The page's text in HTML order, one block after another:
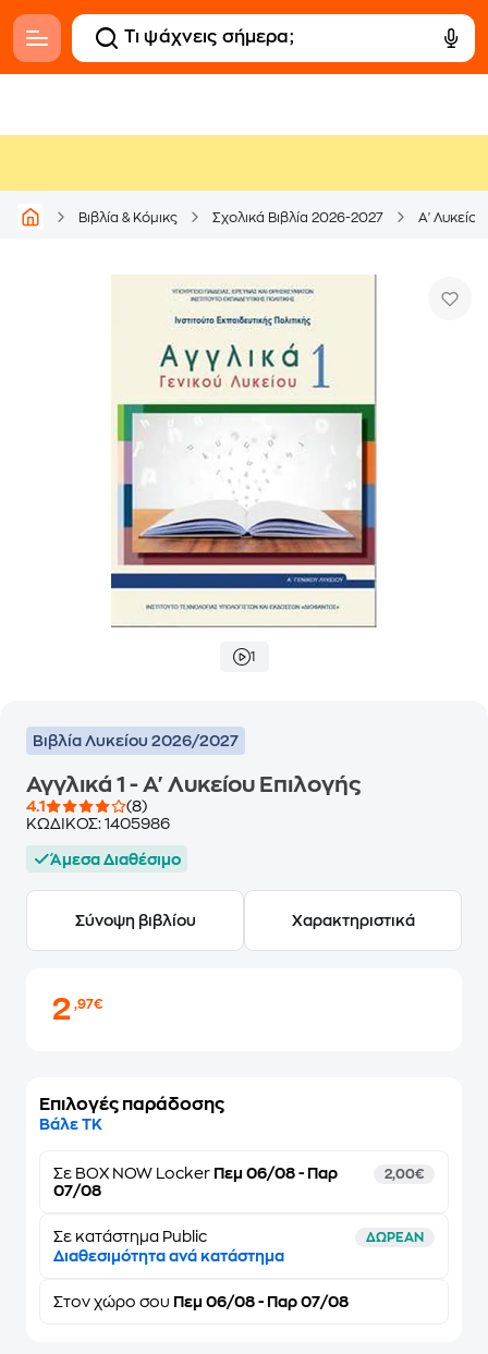
Βιβλία & Κόμικς Σχολικά Βιβλία 2026-2027 Α' Λυκείου
1
Βιβλία Λυκείου 2026/2027
Αγγλικά 1 - Α' Λυκείου Επιλογής
4.1
(8)
ΚΩΔΙΚΟΣ: 1405986
Άμεσα Διαθέσιμο
Σύνοψη βιβλίου Χαρακτηριστικά
2,97€
Επιλογές παράδοσης
Βάλε ΤΚ
Σε BOX NOW Locker Πεμ 06/08 - Παρ
07/08
2,00€
Σε κατάστημα Public ΔΩΡΕΑΝ
Διαθεσιμότητα ανά κατάστημα
Στον χώρο σου Πεμ 06/08 - Παρ 07/08